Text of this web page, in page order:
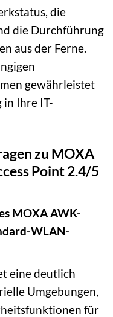
die
die Durchführung
aus der Ferne.
gewährleistet
in Ihre IT-
zu MOXA
Point 2.4/5
MOXA AWK-
WLAN-
eine deutlich
Umgebungen,
für